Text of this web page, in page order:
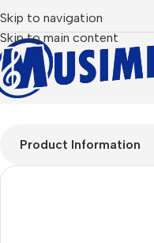
Skip to navigation
Skip to main content
Inicio Guitarras
Product Information